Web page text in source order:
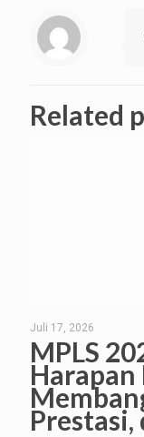
Related
Juli 17, 2026
MPLS
Harapan
Prestasi,